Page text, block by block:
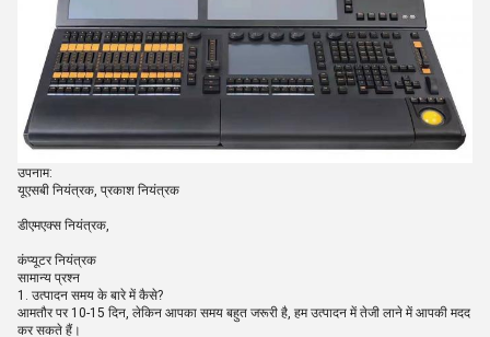
उपनाम:
यूएसबी नियंत्रक, प्रकाश नियंत्रक
डीएमएक्स नियंत्रक,
कंप्यूटर नियंत्रक
सामान्य प्रश्न
1. उत्पादन समय के बारे में कैसे?
आमतौर पर 10-15 दिन, लेकिन आपका समय बहुत जरूरी है, हम उत्पादन में तेजी लाने में आपकी मदद
कर सकते हैं।